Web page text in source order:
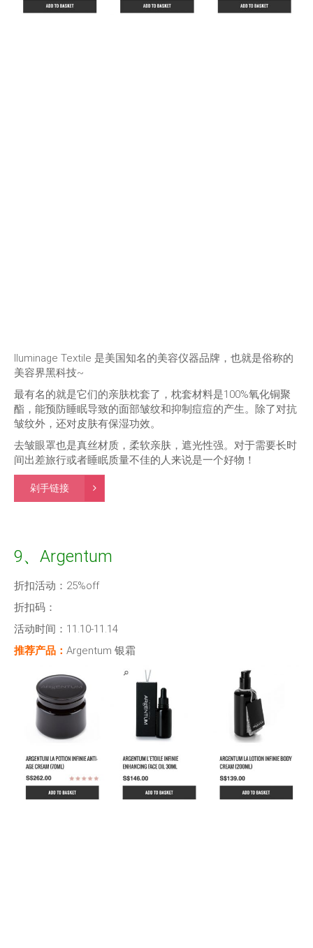
Iluminage Textile 是美国知名的美容仪器品牌，也就是俗称的
美容界黑科技~
最有名的就是它们的亲肤枕套了，枕套材料是100%氧化铜聚
酯，能预防睡眠导致的面部皱纹和抑制痘痘的产生。除了对抗
皱纹外，还对皮肤有保湿功效。
去皱眼罩也是真丝材质，柔软亲肤，遮光性强。对于需要长时
间出差旅行或者睡眠质量不佳的人来说是一个好物！
剁手链接
9、Argentum
折扣活动：25%off
折扣码：
活动时间：11.10-11.14
推荐产品： Argentum 银霜